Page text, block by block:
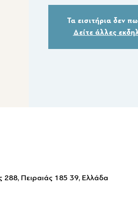
Τα εισιτήρια δεν
Δείτε άλλες
Πειραιάς 185 39, Ελλάδα